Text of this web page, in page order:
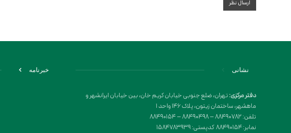
نشانی
دفتر مرکزی:تهران، ضلع جنوبی خیابان کریم خان، بین خیابان ایرانشهر و
ماهشهر، ساختمان زیتون، پلاک 146 واحد 1
تلفن: 88490782 – 88490498 – 88490154
نمابر: 88490154 کدپستی: 1584783939
خبرنامه